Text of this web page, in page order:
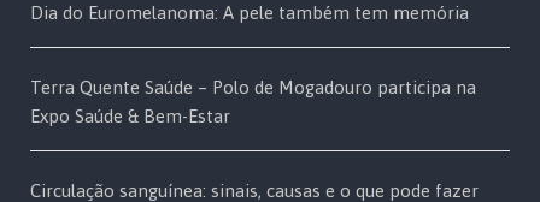
Dia do Euromelanoma: A pele também tem memória
Terra Quente Saúde – Polo de Mogadouro participa na
Expo Saúde & Bem-Estar
Circulação sanguínea: sinais, causas e o que pode fazer